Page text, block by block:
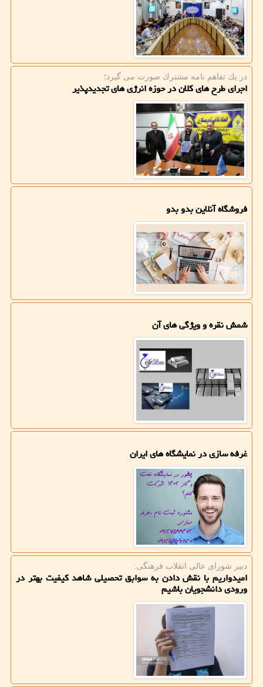
در یك تفاهم نامه مشترك صورت می گیرد؛
اجرای طرح های کلان در حوزه انرژی های تجدیدپذیر
فروشگاه آنلاین بدو بدو
شمش نقره و ویژگی های آن
غرفه سازی در نمایشگاه های ایران
دبیر شورای عالی انقلاب فرهنگی:
امیدواریم با نقش دادن به سوابق تحصیلی شاهد کیفیت بهتر در
ورودی دانشجویان باشیم